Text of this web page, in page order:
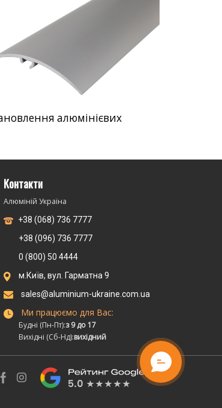
алюмінієвих
Контакти
Алюміній Україна
+38 (068) 736 7777
+38 (096) 736 7777
0 (800) 50 4444
м.Київ, вул. Гарматна 9
sales@aluminium-ukraine.com.ua
Ми працюємо для Вас:
Будні (Пн-Пт):з 9 до 17
Вихідні (Сб-Нд):вихідний